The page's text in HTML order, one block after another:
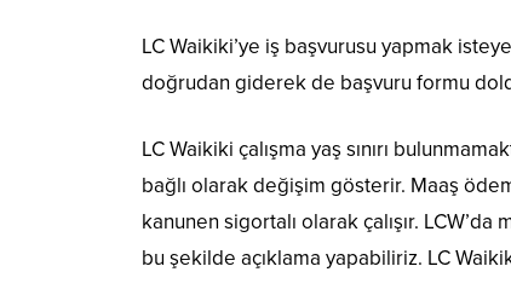
LC Waikiki’ye iş başvurusu yapmak
doğrudan giderek de başvuru formu
LC Waikiki çalışma yaş sınırı
bağlı olarak değişim gösterir. Maaş
kanunen sigortalı olarak çalışır.
bu şekilde açıklama yapabiliriz. LC